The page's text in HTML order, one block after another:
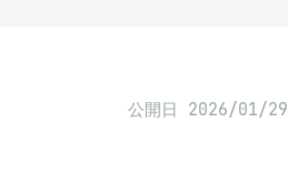
公開日 2026/01/29